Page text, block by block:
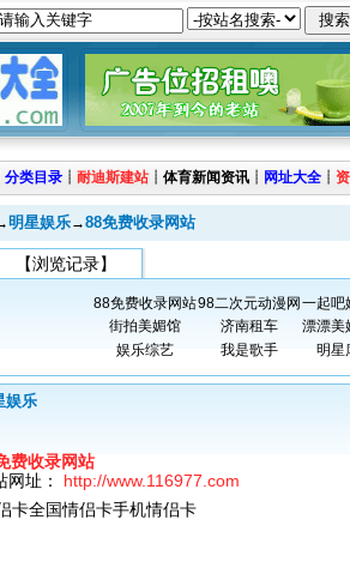
分类目录 ┊ 耐迪斯建站 ┊ 体育新闻资讯 ┊ 网址大全 ┊
明星娱乐→88免费收录网站
【浏览记录】
88免费收录网站98二次元动漫网 一起吧
街拍美媚馆
济南租车
漂漂美
娱乐综艺
我是歌手 明星
娱乐
费收录网站
网址： http://www.116977.com
卡全国情侣卡手机情侣卡